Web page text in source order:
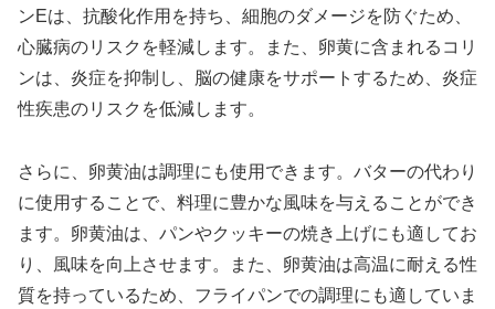
ンEは、抗酸化作用を持ち、細胞のダメージを防ぐため、
心臓病のリスクを軽減します。また、卵黄に含まれるコリ
ンは、炎症を抑制し、脳の健康をサポートするため、炎症
性疾患のリスクを低減します。
さらに、卵黄油は調理にも使用できます。バターの代わり
に使用することで、料理に豊かな風味を与えることができ
ます。卵黄油は、パンやクッキーの焼き上げにも適してお
り、風味を向上させます。また、卵黄油は高温に耐える性
質を持っているため、フライパンでの調理にも適していま